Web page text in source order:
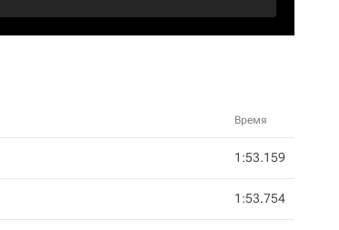
Время
1:53.159
1:53.754